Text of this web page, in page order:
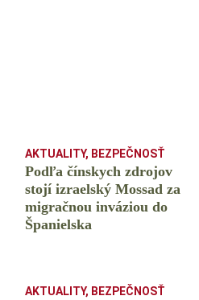
AKTUALITY, BEZPEČNOSŤ
Podľa čínskych zdrojov
stojí izraelský Mossad za
migračnou inváziou do
Španielska
AKTUALITY, BEZPEČNOSŤ